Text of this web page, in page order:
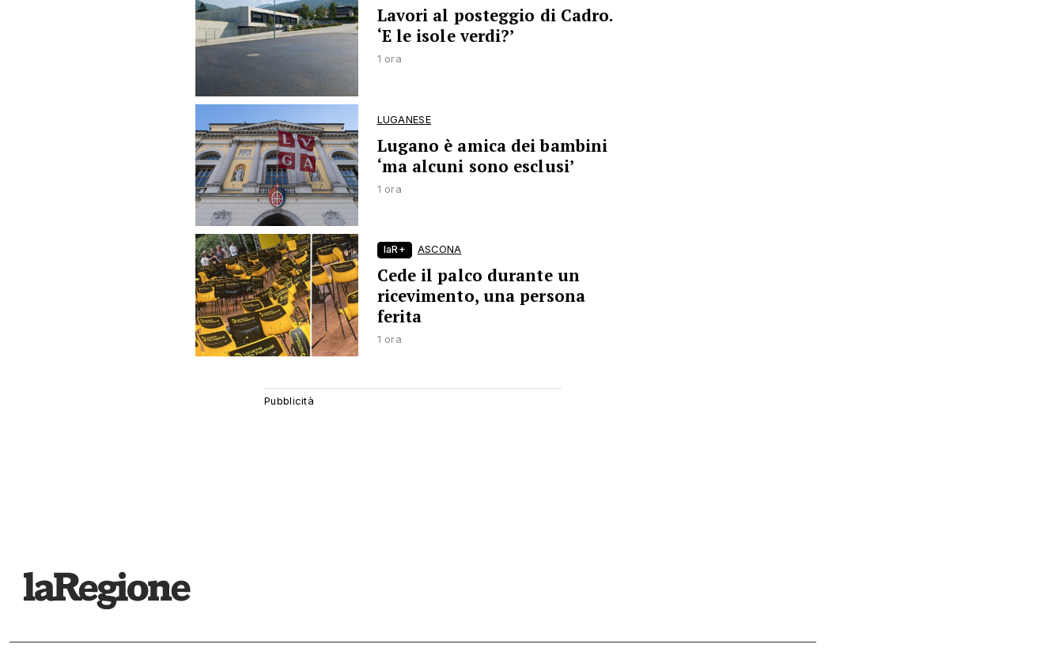
Lavori al posteggio di Cadro.
‘E le isole verdi?’
1 ora
LUGANESE
Lugano è amica dei bambini
‘ma alcuni sono esclusi’
1 ora
laR+ ASCONA
Cede il palco durante un
ricevimento, una persona
ferita
1 ora